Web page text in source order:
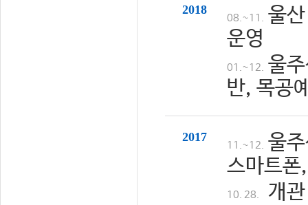
2018
08.~11. 울
운영
01.~12. 울
반, 목공
2017
11.~12. 울
스마트
10. 28. 개